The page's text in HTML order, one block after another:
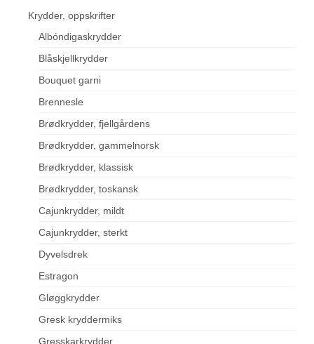
Krydder, oppskrifter
Albóndigaskrydder
Blåskjellkrydder
Bouquet garni
Brennesle
Brødkrydder, fjellgårdens
Brødkrydder, gammelnorsk
Brødkrydder, klassisk
Brødkrydder, toskansk
Cajunkrydder, mildt
Cajunkrydder, sterkt
Dyvelsdrek
Estragon
Gløggkrydder
Gresk kryddermiks
Gresskarkrydder